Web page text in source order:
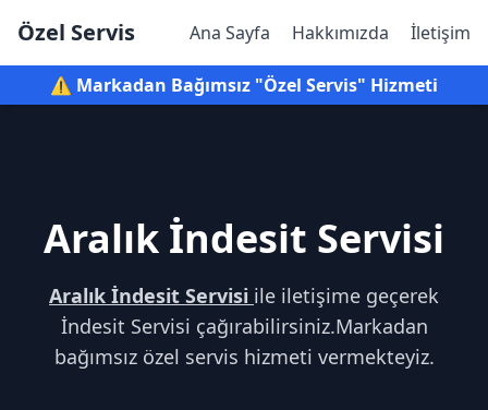
Özel Servis Ana Sayfa Hakkımızda İletişim
⚠️ Markadan Bağımsız "Özel Servis" Hizmeti
Aralık İndesit Servisi
Aralık İndesit Servisi ile iletişime geçerek
İndesit Servisi çağırabilirsiniz.Markadan
bağımsız özel servis hizmeti vermekteyiz.